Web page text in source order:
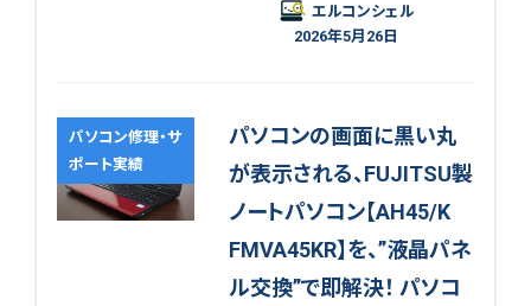
エルコンシェル
2026年5月26日
パソコン修理・サ
ポート実績
パソコンの画面に黒い丸
が表示される、FUJITSU製
ノートパソコン【AH45/K
FMVA45KR】を、”液晶パネ
ル交換”で即解決！ パソコ